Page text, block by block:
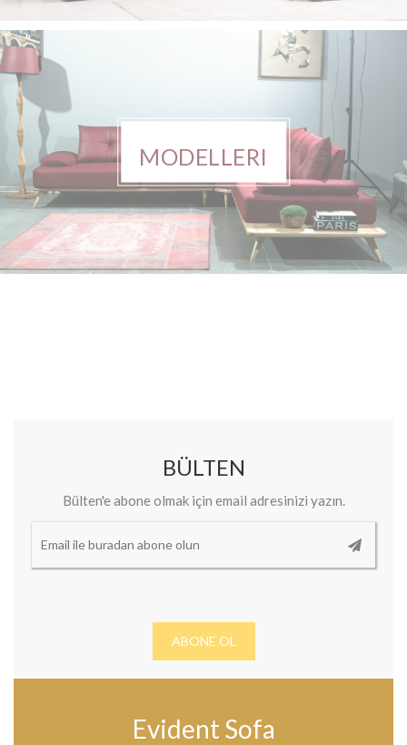
MODELLERI
BÜLTEN
Bülten'e abone olmak için email adresinizi yazın.
ABONE OL
Evident Sofa